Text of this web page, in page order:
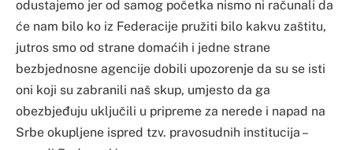
odustajemo jer od samog početka nismo ni računali da
će nam bilo ko iz Federacije pružiti bilo kakvu zaštitu,
jutros smo od strane domaćih i jedne strane
bezbjednosne agencije dobili upozorenje da su se isti
oni koji su zabranili naš skup, umjesto da ga
obezbjeđuju uključili u pripreme za nerede i napad na
Srbe okupljene ispred tzv. pravosudnih institucija –